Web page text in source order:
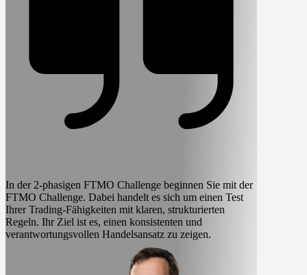
In der 2-phasigen FTMO Challenge beginnen Sie mit der
FTMO Challenge. Dabei handelt es sich um einen Test
Ihrer Trading-Fähigkeiten mit klaren, strukturierten
Regeln. Ihr Ziel ist es, einen konsistenten und
verantwortungsvollen Handelsansatz zu zeigen.